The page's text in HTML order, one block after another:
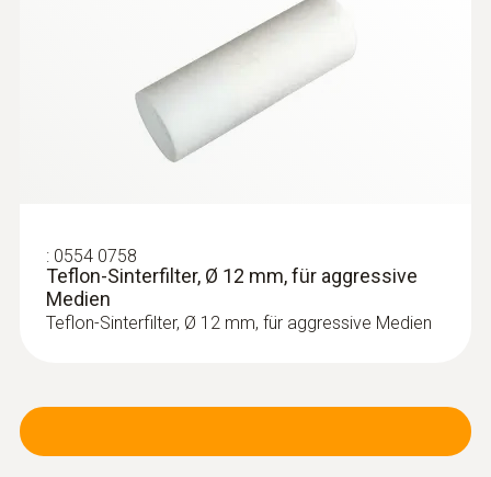
: 0554 0758
Teflon-Sinterfilter, Ø 12 mm, für aggressive
Medien
Teflon-Sinterfilter, Ø 12 mm, für aggressive Medien